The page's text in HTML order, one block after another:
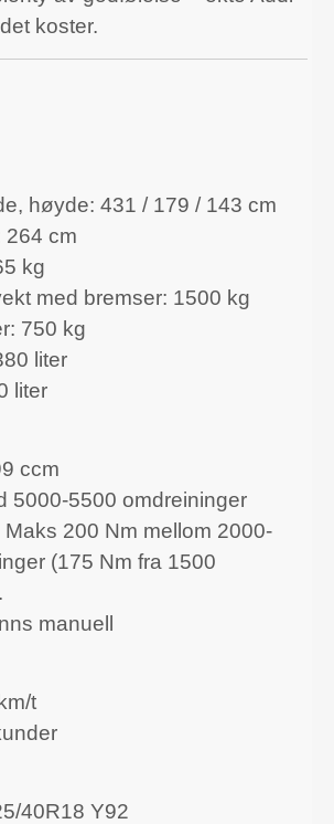
koster.
høyde: 431 / 179 / 143 cm
264 cm
kg
med bremser: 1500 kg
750 kg
liter
liter
ccm
5000-5500 omdreininger
200 Nm mellom 2000-
(175 Nm fra 1500
manuell
t
40R18 Y92